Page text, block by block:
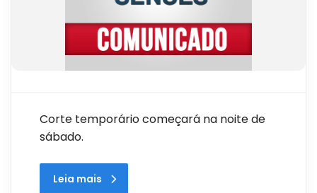
Corte temporário começará na noite de
sábado.
Leia mais